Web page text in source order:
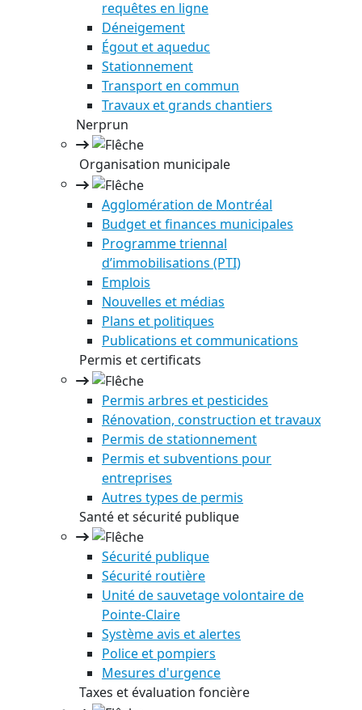
requêtes en ligne
Déneigement
Égout et aqueduc
Stationnement
Transport en commun
Travaux et grands chantiers
Nerprun
Organisation municipale
Agglomération de Montréal
Budget et finances municipales
Programme triennal
d’immobilisations (PTI)
Emplois
Nouvelles et médias
Plans et politiques
Publications et communications
Permis et certificats
Permis arbres et pesticides
Rénovation, construction et travaux
Permis de stationnement
Permis et subventions pour
entreprises
Autres types de permis
Santé et sécurité publique
Sécurité publique
Sécurité routière
Unité de sauvetage volontaire de
Pointe-Claire
Système avis et alertes
Police et pompiers
Mesures d'urgence
Taxes et évaluation foncière